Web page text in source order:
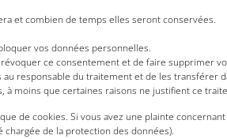
et combien de temps elles seront conservées.
vos données personnelles.
ce consentement et de faire supprimer
responsable du traitement et de les transférer
à moins que certaines raisons ne justifient ce
de cookies. Si vous avez une plainte
de la protection des données).